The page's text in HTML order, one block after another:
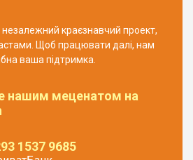
- незалежний краєзнавчий проект,
Щоб працювати далі, нам
ваша підтримка.
нашим меценатом на
1537 9685